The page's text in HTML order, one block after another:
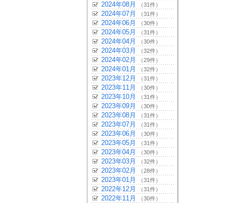
2024年08月 （31件）
2024年07月 （31件）
2024年06月 （30件）
2024年05月 （31件）
2024年04月 （30件）
2024年03月 （32件）
2024年02月 （29件）
2024年01月 （32件）
2023年12月 （31件）
2023年11月 （30件）
2023年10月 （31件）
2023年09月 （30件）
2023年08月 （31件）
2023年07月 （31件）
2023年06月 （30件）
2023年05月 （31件）
2023年04月 （30件）
2023年03月 （32件）
2023年02月 （28件）
2023年01月 （31件）
2022年12月 （31件）
2022年11月 （30件）